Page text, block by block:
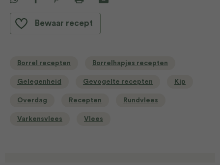
Bewaar recept
Borrel recepten Borrelhapjes recepten
Gelegenheid Gevogelte recepten Kip
Overdag Recepten Rundvlees
Varkensvlees Vlees